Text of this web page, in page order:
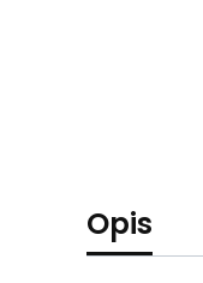
Opis